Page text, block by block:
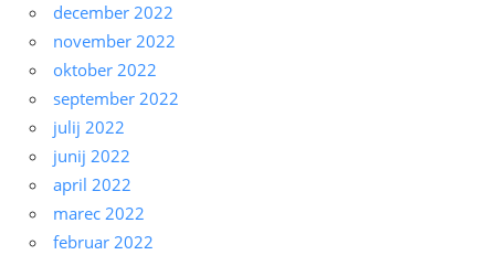
december 2022
november 2022
oktober 2022
september 2022
julij 2022
junij 2022
april 2022
marec 2022
februar 2022